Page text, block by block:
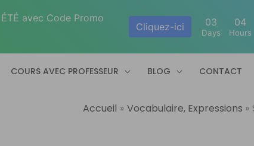
COURS AVEC PROFESSEUR BLOG
CONTACT
Accueil Vocabulaire, Expressions
avec Code Promo
Cliquez-ici 03
Days
04
Hours